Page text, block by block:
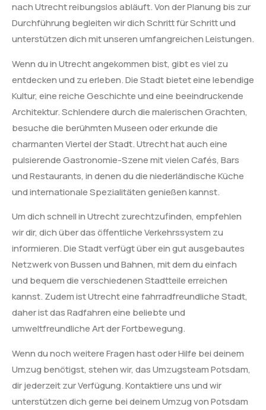
nach Utrecht reibungslos abläuft. Von der Planung bis zur
Durchführung begleiten wir dich Schritt für Schritt und
unterstützen dich mit unseren umfangreichen Leistungen.
Wenn du in Utrecht angekommen bist, gibt es viel zu
entdecken und zu erleben. Die Stadt bietet eine lebendige
Kultur, eine reiche Geschichte und eine beeindruckende
Architektur. Schlendere durch die malerischen Grachten,
besuche die berühmten Museen oder erkunde die
charmanten Viertel der Stadt. Utrecht hat auch eine
pulsierende Gastronomie-Szene mit vielen Cafés, Bars
und Restaurants, in denen du die niederländische Küche
und internationale Spezialitäten genießen kannst.
Um dich schnell in Utrecht zurechtzufinden, empfehlen
wir dir, dich über das öffentliche Verkehrssystem zu
informieren. Die Stadt verfügt über ein gut ausgebautes
Netzwerk von Bussen und Bahnen, mit dem du einfach
und bequem die verschiedenen Stadtteile erreichen
kannst. Zudem ist Utrecht eine fahrradfreundliche Stadt,
daher ist das Radfahren eine beliebte und
umweltfreundliche Art der Fortbewegung.
Wenn du noch weitere Fragen hast oder Hilfe bei deinem
Umzug benötigst, stehen wir, das Umzugsteam Potsdam,
dir jederzeit zur Verfügung. Kontaktiere uns und wir
unterstützen dich gerne bei deinem Umzug von Potsdam